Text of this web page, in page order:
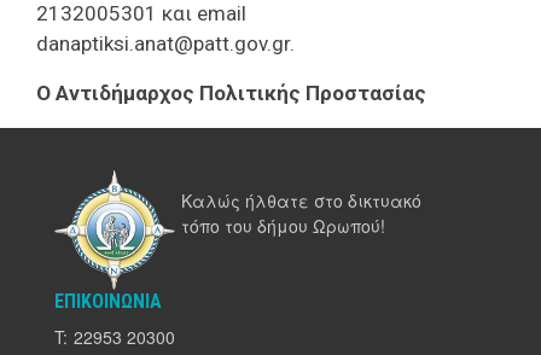
2132005301 και email
danaptiksi.anat@patt.gov.gr.
Ο Αντιδήμαρχος Πολιτικής Προστασίας
Καλώς ήλθατε στο δικτυακό
τόπο του δήμου Ωρωπού!
ΕΠΙΚΟΙΝΩΝΊΑ
T: 22953 20300